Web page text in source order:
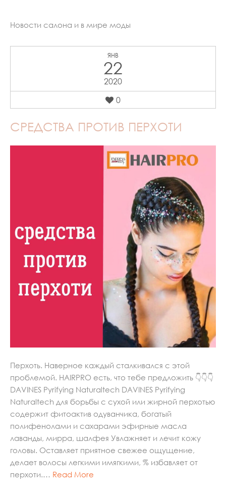
Новости салона и в мире моды
ЯНВ
22
2020
0
СРЕДСТВА ПРОТИВ ПЕРХОТИ
Перхоть. Наверное каждый сталкивался с этой
проблемой. HAIRPRO есть, что тебе предложить 👇👇👇
DAVINES Pyrifying Naturaltech DAVINES Pyrifying
Naturaltech для борьбы с сухой или жирной перхотью
содержит фитоактив одуванчика, богатый
полифенолами и сахарами эфирные масла
лаванды, мирра, шалфея Увлажняет и лечит кожу
головы. Оставляет приятное свежее ощущение,
делает волосы легкими имягкими, % избавляет от
перхоти.… Read More